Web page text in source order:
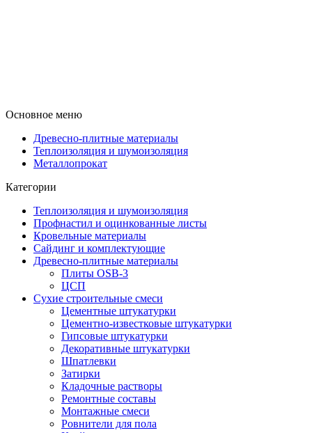
Основное меню
Древесно-плитные материалы
Теплоизоляция и шумоизоляция
Металлопрокат
Категории
Теплоизоляция и шумоизоляция
Профнастил и оцинкованные листы
Кровельные материалы
Сайдинг и комплектующие
Древесно-плитные материалы
Плиты OSB-3
ЦСП
Сухие строительные смеси
Цементные штукатурки
Цементно-известковые штукатурки
Гипсовые штукатурки
Декоративные штукатурки
Шпатлевки
Затирки
Кладочные растворы
Ремонтные составы
Монтажные смеси
Ровнители для пола